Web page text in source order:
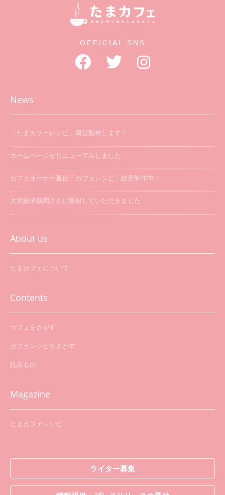
OFFICIAL SNS
News
「たまカフェレシピ」限定配布します！
ホームページをリニューアルしました
カフェオーナー直伝「カフェレシピ」鋭意制作中！
大宮経済新聞さんに取材していただきました
About us
たまカフェについて
Contents
カフェをさがす
カフェレシピをさがす
読みもの
Magazine
たまカフェレシピ
ライター募集